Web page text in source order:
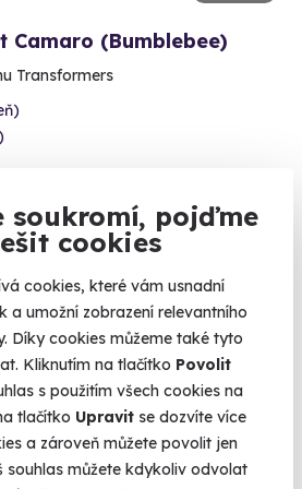
soukromí, pojďme
cookies
cookies, které vám usnadní
a umožní zobrazení relevantního
Díky cookies můžeme také tyto
Kliknutím na tlačítko Povolit
s použitím všech cookies na
tlačítko Upravit se dozvíte více
a zároveň můžete povolit jen
souhlas můžete kdykoliv odvolat
Camaro (Bumblebee)
Transformers
9.6
08. 2026